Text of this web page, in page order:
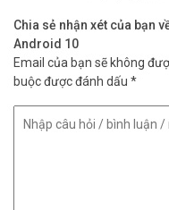
Chia sẻ nhận xét của bạn
Android 10
Email của bạn sẽ không
buộc được đánh dấu *